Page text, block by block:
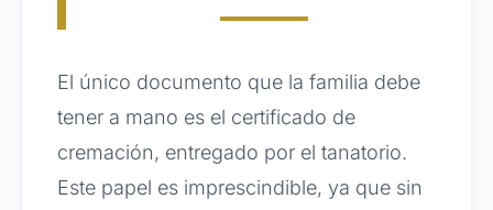
El único documento que la familia debe
tener a mano es el certificado de
cremación, entregado por el tanatorio.
Este papel es imprescindible, ya que sin